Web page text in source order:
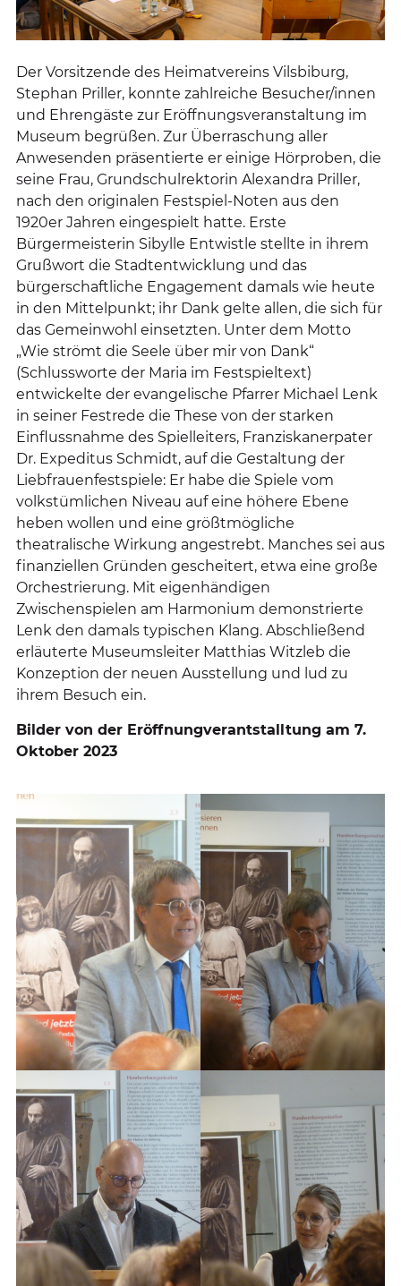
Der Vorsitzende des Heimatvereins Vilsbiburg,
Stephan Priller, konnte zahlreiche Besucher/innen
und Ehrengäste zur Eröffnungsveranstaltung im
Museum begrüßen. Zur Überraschung aller
Anwesenden präsentierte er einige Hörproben, die
seine Frau, Grundschulrektorin Alexandra Priller,
nach den originalen Festspiel-Noten aus den
1920er Jahren eingespielt hatte. Erste
Bürgermeisterin Sibylle Entwistle stellte in ihrem
Grußwort die Stadtentwicklung und das
bürgerschaftliche Engagement damals wie heute
in den Mittelpunkt; ihr Dank gelte allen, die sich für
das Gemeinwohl einsetzten. Unter dem Motto
„Wie strömt die Seele über mir von Dank“
(Schlussworte der Maria im Festspieltext)
entwickelte der evangelische Pfarrer Michael Lenk
in seiner Festrede die These von der starken
Einflussnahme des Spielleiters, Franziskanerpater
Dr. Expeditus Schmidt, auf die Gestaltung der
Liebfrauenfestspiele: Er habe die Spiele vom
volkstümlichen Niveau auf eine höhere Ebene
heben wollen und eine größtmögliche
theatralische Wirkung angestrebt. Manches sei aus
finanziellen Gründen gescheitert, etwa eine große
Orchestrierung. Mit eigenhändigen
Zwischenspielen am Harmonium demonstrierte
Lenk den damals typischen Klang. Abschließend
erläuterte Museumsleiter Matthias Witzleb die
Konzeption der neuen Ausstellung und lud zu
ihrem Besuch ein.
Bilder von der Eröffnungverantstalltung am 7.
Oktober 2023